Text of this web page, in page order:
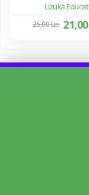
Lizuka
25,00 Lei